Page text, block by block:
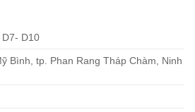
D10
Bình, tp. Phan Rang Tháp Chàm, Ninh